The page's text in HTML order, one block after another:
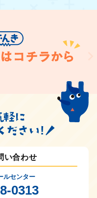
い合わせ
ルセンター
0313